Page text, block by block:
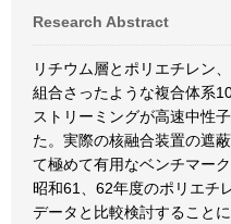
Research Abstract
リチウム層とポリエチレン
組合さったような複合体系
ストリーミングが高速中性
た。実際の核融合装置の遮
て極めて有用なベンチマー
昭和61、62年度のポリエチ
データと比較検討すること